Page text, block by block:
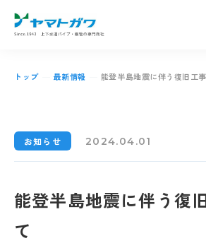
トップ 最新情報 能登半島地震に伴う復旧工
お知らせ 2024.04.01
能登半島地震に伴う復
て